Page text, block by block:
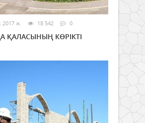
2017 ж. 18 542 0
ҚАЛАСЫНЫҢ КӨРІКТІ